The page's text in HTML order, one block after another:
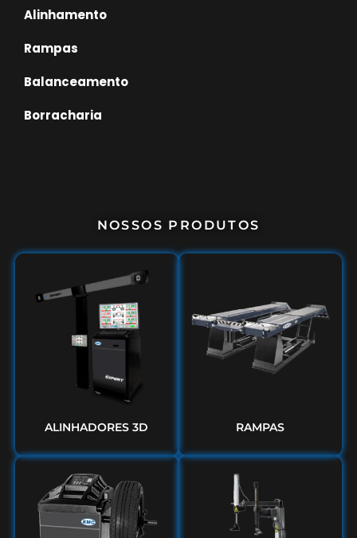
Alinhamento
Rampas
Balanceamento
Borracharia
NOSSOS PRODUTOS
ALINHADORES 3D RAMPAS